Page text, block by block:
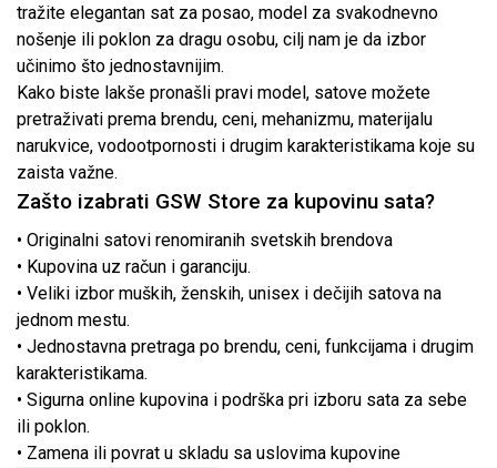
tražite elegantan sat za posao, model za svakodnevno
nošenje ili poklon za dragu osobu, cilj nam je da izbor
učinimo što jednostavnijim.
Kako biste lakše pronašli pravi model, satove možete
pretraživati prema brendu, ceni, mehanizmu, materijalu
narukvice, vodootpornosti i drugim karakteristikama koje su
zaista važne.
Zašto izabrati GSW Store za kupovinu sata?
• Originalni satovi renomiranih svetskih brendova
• Kupovina uz račun i garanciju.
• Veliki izbor muških, ženskih, unisex i dečijih satova na
jednom mestu.
• Jednostavna pretraga po brendu, ceni, funkcijama i drugim
karakteristikama.
• Sigurna online kupovina i podrška pri izboru sata za sebe
ili poklon.
• Zamena ili povrat u skladu sa uslovima kupovine